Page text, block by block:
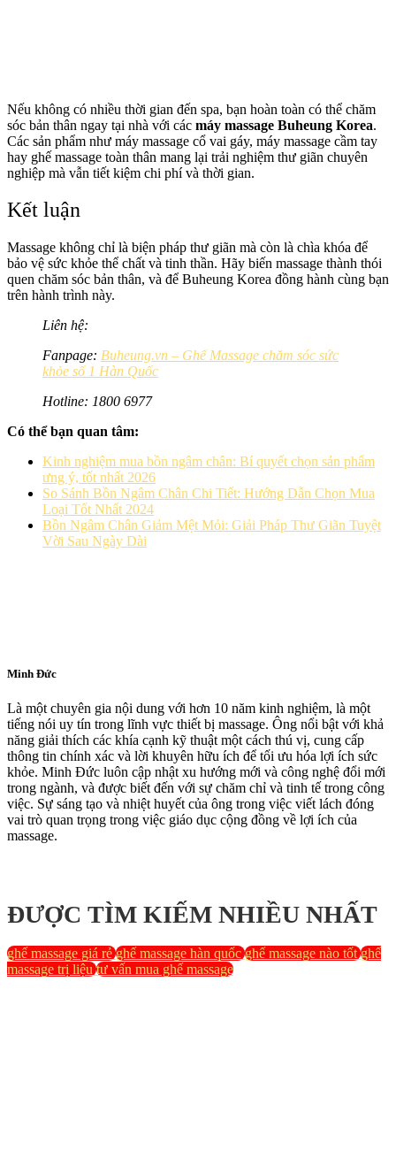
Nếu không có nhiều thời gian đến spa, bạn hoàn toàn có thể chăm
sóc bản thân ngay tại nhà với các máy massage Buheung Korea.
Các sản phẩm như máy massage cổ vai gáy, máy massage cầm tay
hay ghế massage toàn thân mang lại trải nghiệm thư giãn chuyên
nghiệp mà vẫn tiết kiệm chi phí và thời gian.
Kết luận
Massage không chỉ là biện pháp thư giãn mà còn là chìa khóa để
bảo vệ sức khỏe thể chất và tinh thần. Hãy biến massage thành thói
quen chăm sóc bản thân, và để Buheung Korea đồng hành cùng bạn
trên hành trình này.
Liên hệ:
Fanpage: Buheung.vn – Ghế Massage chăm sóc sức
khỏe số 1 Hàn Quốc
Hotline: 1800 6977
Có thể bạn quan tâm:
Kinh nghiệm mua bồn ngâm chân: Bí quyết chọn sản phẩm
ưng ý, tốt nhất 2026
So Sánh Bồn Ngâm Chân Chi Tiết: Hướng Dẫn Chọn Mua
Loại Tốt Nhất 2024
Bồn Ngâm Chân Giảm Mệt Mỏi: Giải Pháp Thư Giãn Tuyệt
Vời Sau Ngày Dài
Minh Đức
Là một chuyên gia nội dung với hơn 10 năm kinh nghiệm, là một
tiếng nói uy tín trong lĩnh vực thiết bị massage. Ông nổi bật với khả
năng giải thích các khía cạnh kỹ thuật một cách thú vị, cung cấp
thông tin chính xác và lời khuyên hữu ích để tối ưu hóa lợi ích sức
khỏe. Minh Đức luôn cập nhật xu hướng mới và công nghệ đổi mới
trong ngành, và được biết đến với sự chăm chỉ và tinh tế trong công
việc. Sự sáng tạo và nhiệt huyết của ông trong việc viết lách đóng
vai trò quan trọng trong việc giáo dục cộng đồng về lợi ích của
massage.
ĐƯỢC TÌM KIẾM NHIỀU NHẤT
ghế massage giá rẻ ghế massage hàn quốc ghế massage nào tốt ghế
massage trị liệu tư vấn mua ghế massage